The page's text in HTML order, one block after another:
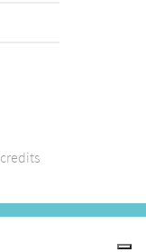
credits